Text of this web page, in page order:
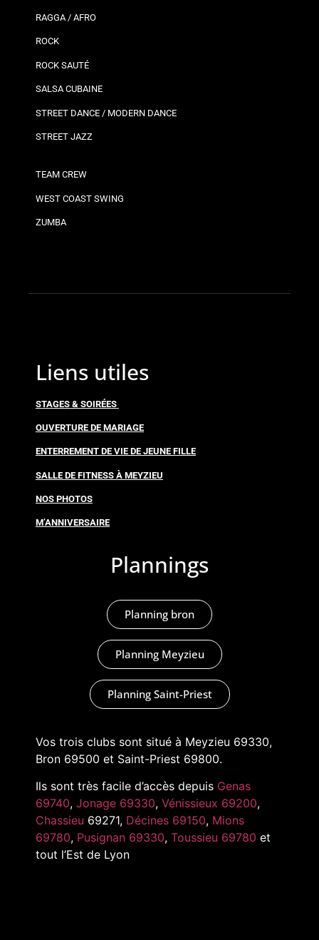
RAGGA / AFRO
ROCK
ROCK SAUTÉ
SALSA CUBAINE
STREET DANCE / MODERN DANCE
STREET JAZZ
TEAM CREW
WEST COAST SWING
ZUMBA
Liens utiles
STAGES & SOIRÉES
OUVERTURE DE MARIAGE
ENTERREMENT DE VIE DE JEUNE FILLE
SALLE DE FITNESS À MEYZIEU
NOS PHOTOS
M’ANNIVERSAIRE
Plannings
Planning bron
Planning Meyzieu
Planning Saint-Priest
Vos trois clubs sont situé à Meyzieu 69330,
Bron 69500 et Saint-Priest 69800.
Ils sont très facile d’accès depuis Genas
69740, Jonage 69330, Vénissieux 69200,
Chassieu 69271, Décines 69150, Mions
69780, Pusignan 69330, Toussieu 69780 et
tout l’Est de Lyon